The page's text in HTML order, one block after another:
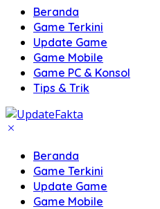
Beranda
Game Terkini
Update Game
Game Mobile
Game PC & Konsol
Tips & Trik
Beranda
Game Terkini
Update Game
Game Mobile